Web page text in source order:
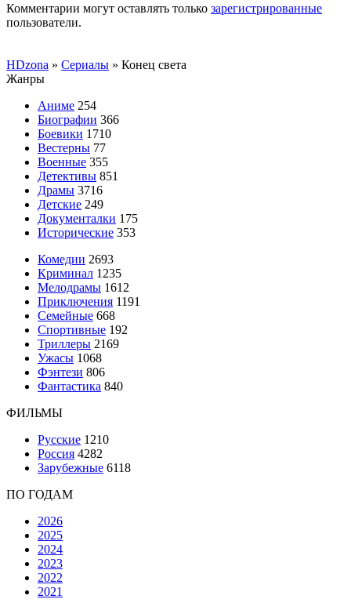
Комментарии могут оставлять только зарегистрированные
пользователи.
HDzona » Сериалы » Конец света
Жанры
Аниме 254
Биографии 366
Боевики 1710
Вестерны 77
Военные 355
Детективы 851
Драмы 3716
Детские 249
Документалки 175
Исторические 353
Комедии 2693
Криминал 1235
Мелодрамы 1612
Приключения 1191
Семейные 668
Спортивные 192
Триллеры 2169
Ужасы 1068
Фэнтези 806
Фантастика 840
ФИЛЬМЫ
Русские 1210
Россия 4282
Зарубежные 6118
ПО ГОДАМ
2026
2025
2024
2023
2022
2021